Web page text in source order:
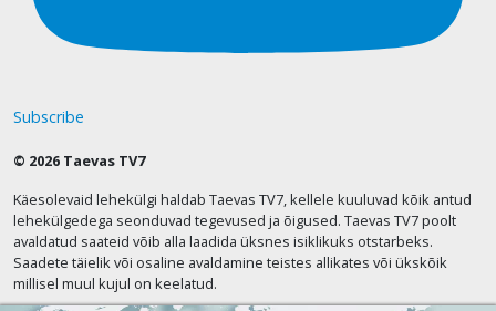
Subscribe
© 2026 Taevas TV7
Käesolevaid lehekülgi haldab Taevas TV7, kellele kuuluvad kõik antud
lehekülgedega seonduvad tegevused ja õigused. Taevas TV7 poolt
avaldatud saateid võib alla laadida üksnes isiklikuks otstarbeks.
Saadete täielik või osaline avaldamine teistes allikates või ükskõik
millisel muul kujul on keelatud.